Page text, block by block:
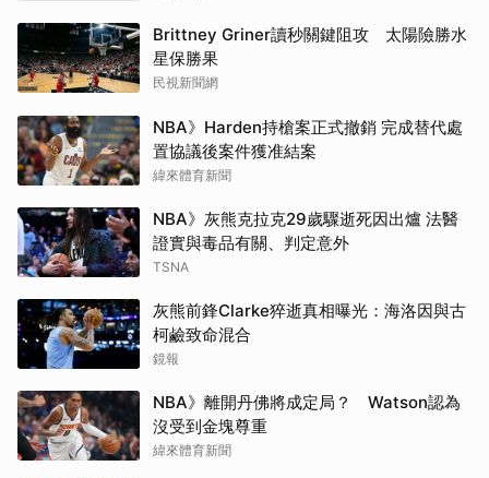
Brittney Griner讀秒關鍵阻攻 太陽險勝水
星保勝果
民視新聞網
NBA》Harden持槍案正式撤銷 完成替代處
置協議後案件獲准結案
緯來體育新聞
NBA》灰熊克拉克29歲驟逝死因出爐 法醫
證實與毒品有關、判定意外
TSNA
灰熊前鋒Clarke猝逝真相曝光：海洛因與古
柯鹼致命混合
鏡報
NBA》離開丹佛將成定局？ Watson認為
沒受到金塊尊重
緯來體育新聞